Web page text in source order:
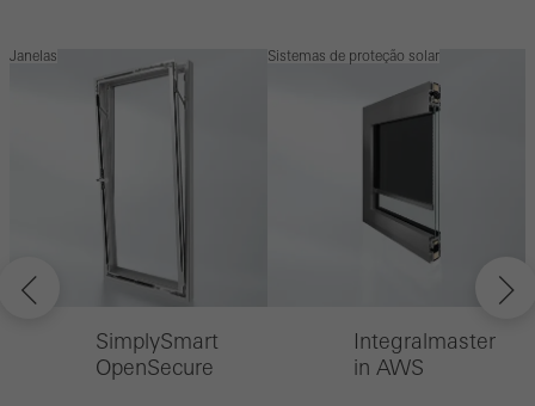
Janelas
SimplySmart
OpenSecure
Sistemas de proteção solar
Integralmaster
in AWS